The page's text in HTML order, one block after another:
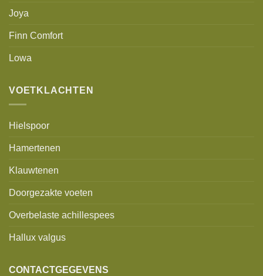
Joya
Finn Comfort
Lowa
VOETKLACHTEN
Hielspoor
Hamertenen
Klauwtenen
Doorgezakte voeten
Overbelaste achillespees
Hallux valgus
CONTACTGEGEVENS